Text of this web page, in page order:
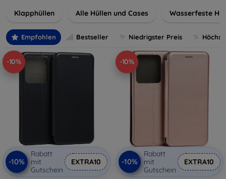
Klapphüllen Alle Hüllen und Cases Wasserfeste
Empfohlen Bestseller Niedrigster Preis
-10%
-10%
Rabatt
mit
Gutschein
EXTRA10
-10%
-10%
Rabatt
mit
Gutschein
EXTRA10